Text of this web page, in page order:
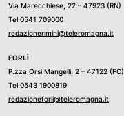
Via Marecchiese, 22 – 47923 (RN)
Tel 0541 709000
redazionerimini@teleromagna.it
FORLÌ
P.zza Orsi Mangelli, 2 – 47122 (FC)
Tel 0543 1900819
redazioneforli@teleromagna.it